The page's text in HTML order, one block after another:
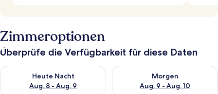
Zimmeroptionen
Überprüfe die Verfügbarkeit für diese Daten
Heute Nacht
Aug. 8 - Aug. 9
Überprüfe die Verfügbarkeit für heute Nacht, Aug. 8 - Aug. 9.
Morgen
Aug. 9 - Aug. 10
Überprüfe die Verfügbarkeit